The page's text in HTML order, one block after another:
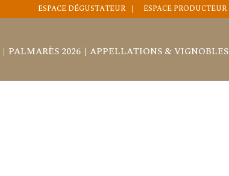
ESPACE DÉGUSTATEUR ESPACE PRODUCTEUR
PALMARÈS 2026 APPELLATIONS & VIGNOBLES